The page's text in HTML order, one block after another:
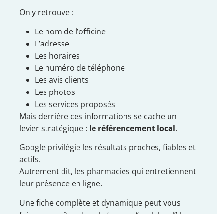
On y retrouve :
Le nom de l’officine
L’adresse
Les horaires
Le numéro de téléphone
Les avis clients
Les photos
Les services proposés
Mais derrière ces informations se cache un
levier stratégique : le référencement local.
Google privilégie les résultats proches, fiables et
actifs.
Autrement dit, les pharmacies qui entretiennent
leur présence en ligne.
Une fiche complète et dynamique peut vous